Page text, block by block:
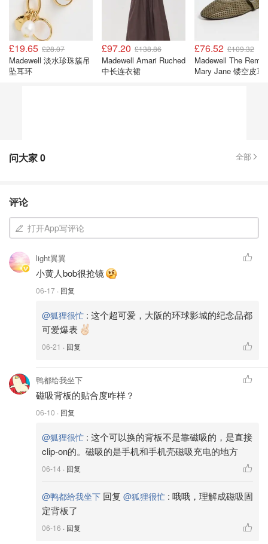
£19.65 £28.07
Madewell 淡水珍珠簇吊
坠耳环
£97.20 £138.86
Madewell Amari Ruched
中长连衣裙
£76.52 £109.32
Madewell The Remy
Mary Jane 镂空皮革
问大家0 全部
评论
打开App写评论
light翼翼
小黄人bob很抢镜
06-17 · 回复
@狐狸很忙 : 这个超可爱，大阪的环球影城的纪念品都
可爱爆表
06-21 · 回复
鸭都给我坐下
磁吸背板的贴合度咋样？
06-10 · 回复
@狐狸很忙 : 这个可以换的背板不是靠磁吸的，是直接
clip-on的。磁吸的是手机和手机壳磁吸充电的地方
06-14 · 回复
@鸭都给我坐下 回复 @狐狸很忙 : 哦哦，理解成磁吸固
定背板了
06-16 · 回复